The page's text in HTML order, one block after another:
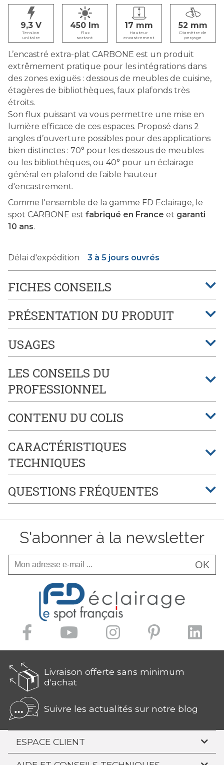
9,3
Tension
unitaire
450
Flux
sortant
17
Hauteur
encastrement
52
Diamètre de
perçage
L’encastré extra-plat CARBONE est un produit
extrêmement pratique pour les intégrations dans
des zones exiguës : dessous de meubles de cuisine,
étagères de bibliothèques, faux plafonds très
étroits.
Son flux puissant va vous permettre une mise en
lumière efficace de ces espaces. Proposé dans 2
angles d’ouverture possibles pour des applications
bien distinctes : 70° pour les dessous de meubles
ou les bibliothèques, ou 40° pour un éclairage
général en plafond de faible hauteur
d'encastrement.
Comme l'ensemble de la gamme FD Eclairage, le
spot CARBONE est fabriqué en France et garanti
10 ans.
Délai d'expédition 3 à 5 jours ouvrés
FICHES CONSEILS
PRÉSENTATION DU PRODUIT
USAGES
LES CONSEILS DU
PROFESSIONNEL
CONTENU DU COLIS
CARACTÉRISTIQUES
TECHNIQUES
QUESTIONS FRÉQUENTES
S'abonner à la newsletter
OK
Livraison offerte sans minimum
d'achat
Suivre les actualités sur notre blog
ESPACE CLIENT